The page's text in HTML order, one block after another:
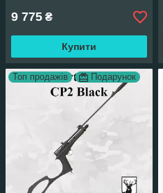
9 775 ₴
Купити
Топ продажів Подарунок